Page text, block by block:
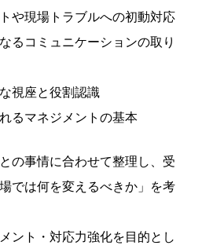
や現場トラブルへの初動対応
るコミュニケーションの取り
視座と役割認識
るマネジメントの基本
の事情に合わせて整理し、受
では何を変えるべきか」を考
ント・対応力強化を目的とし